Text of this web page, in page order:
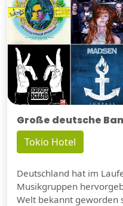
Große deutsche
Tokio Hotel
Deutschland hat im
Musikgruppen
Welt bekannt geworden